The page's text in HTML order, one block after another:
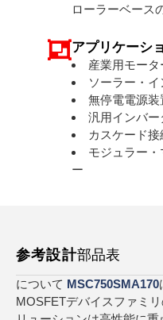
ローラーベース
アプリケーシ
産業用モー
ソーラー・イ
無停電電源装
汎用インバー
カスケード
モジュラー
ー
参考設計部品表
について MSC750SMA170
MOSFETデバイスファミ